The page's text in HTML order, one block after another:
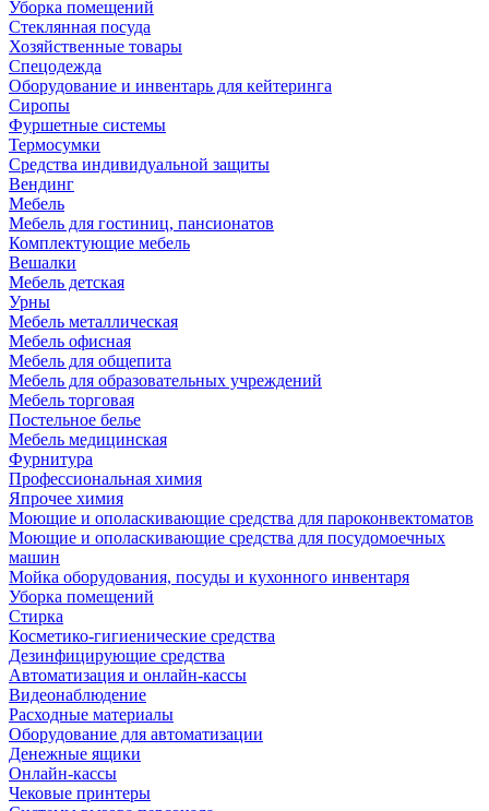
Уборка помещений
Стеклянная посуда
Хозяйственные товары
Спецодежда
Оборудование и инвентарь для кейтеринга
Сиропы
Фуршетные системы
Термосумки
Средства индивидуальной защиты
Вендинг
Мебель
Мебель для гостиниц, пансионатов
Комплектующие мебель
Вешалки
Мебель детская
Урны
Мебель металлическая
Мебель офисная
Мебель для общепита
Мебель для образовательных учреждений
Мебель торговая
Постельное белье
Мебель медицинская
Фурнитура
Профессиональная химия
Япрочее химия
Моющие и ополаскивающие средства для пароконвектоматов
Моющие и ополаскивающие средства для посудомоечных
машин
Мойка оборудования, посуды и кухонного инвентаря
Уборка помещений
Стирка
Косметико-гигиенические средства
Дезинфицирующие средства
Автоматизация и онлайн-кассы
Видеонаблюдение
Расходные материалы
Оборудование для автоматизации
Денежные ящики
Онлайн-кассы
Чековые принтеры